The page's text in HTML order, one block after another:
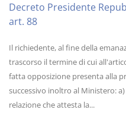
Decreto Presidente
art. 88
Il richiedente, al fine della
trascorso il termine di cui
fatta opposizione presenta alla
successivo inoltro al Ministero:
relazione che attesta la...